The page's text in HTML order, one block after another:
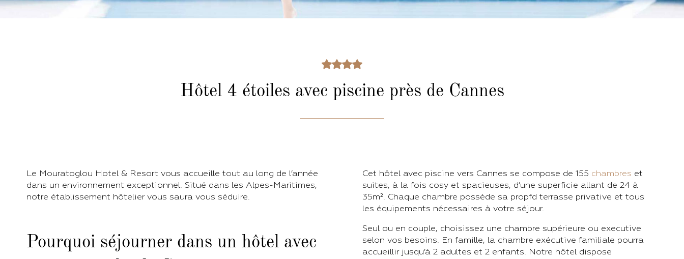
- +
-
Hôtel 4 étoiles avec piscine près de Cannes
Le Mouratoglou Hotel & Resort vous accueille tout au long de l’année
dans un environnement exceptionnel. Situé dans les Alpes-Maritimes,
notre établissement hôtelier vous saura vous séduire.
Pourquoi séjourner dans un hôtel avec
Cet hôtel avec piscine vers Cannes se compose de 155 chambres et
suites, à la fois cosy et spacieuses, d’une superficie allant de 24 à
35m². Chaque chambre possède sa propfd terrasse privative et tous
les équipements nécessaires à votre séjour.
Seul ou en couple, choisissez une chambre supérieure ou executive
selon vos besoins. En famille, la chambre exécutive familiale pourra
accueillir jusqu’à 2 adultes et 2 enfants. Notre hôtel dispose